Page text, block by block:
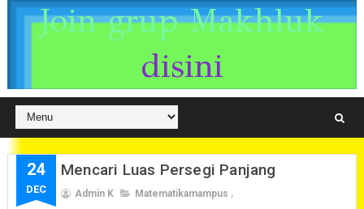
Join grup Makhluk
disini
24
DEC
Mencari Luas Persegi Panjang
Admin K Matematikamampus ,